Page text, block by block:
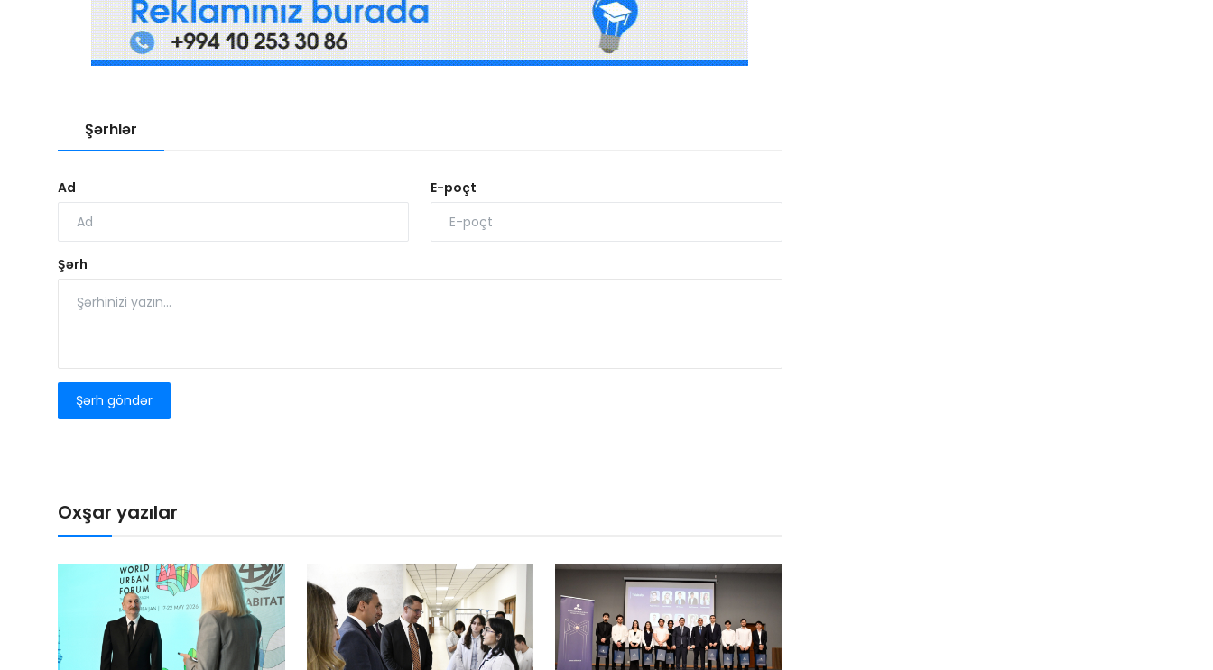
Şərhlər
Ad E-poçt
Şərh
Şərh göndər
Oxşar yazılar